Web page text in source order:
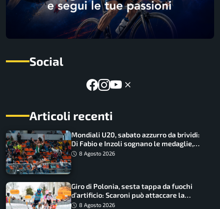
Social
Articoli recenti
Mondiali U20, sabato azzurro da brividi:
Di Fabio e Inzoli sognano le medaglie,
Castellani e Succo in finale
8 Agosto 2026
Giro di Polonia, sesta tappa da fuochi
d’artificio: Scaroni può attaccare la
maglia di Lemmen
8 Agosto 2026